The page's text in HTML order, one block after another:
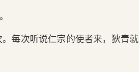
每次听说仁宗的使者来，狄青就